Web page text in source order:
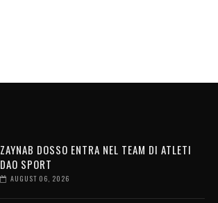
ZAYNAB DOSSO ENTRA NEL TEAM DI ATLETI
DAO SPORT
AUGUST 06, 2026